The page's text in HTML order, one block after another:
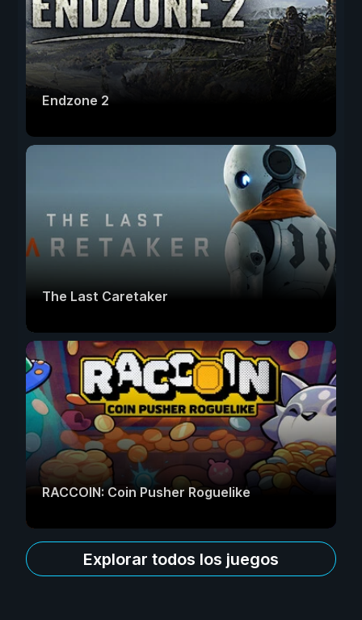
Endzone 2
The Last Caretaker
RACCOIN: Coin Pusher Roguelike
Explorar todos los juegos